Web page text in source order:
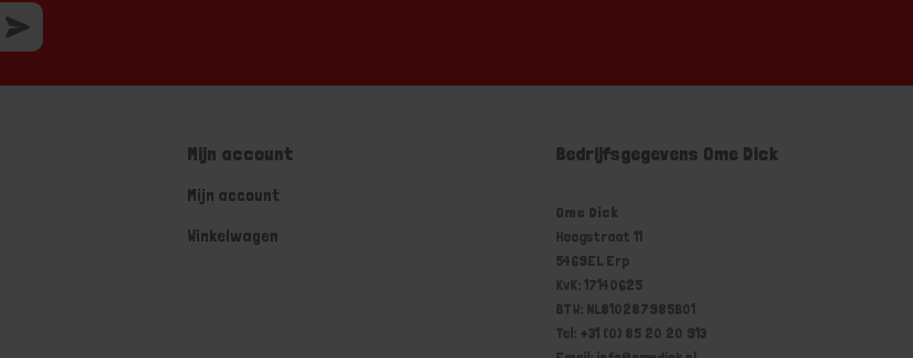
Mijn account
Mijn account
Winkelwagen
Bedrijfsgegevens Ome Dick
Ome Dick
Hoogstraat 11
5469EL Erp
KvK: 17140625
BTW: NL810287985B01
Tel: +31 (0) 85 20 20 913